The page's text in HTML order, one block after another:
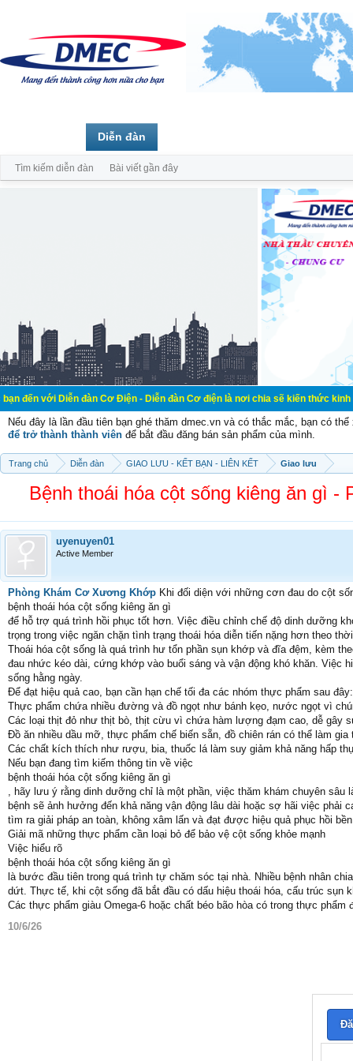
Diễn đàn Cơ Điện - Diễn đàn Cơ điện là nơi chia sẽ kiến thức kinh nghiệm
Nếu đây là lần đầu tiên bạn ghé thăm dmec.vn và có thắc mắc, bạn có
để trở thành thành viên để bắt đầu đăng bán sản phẩm của mình.
Trang chủ Diễn đàn GIAO LƯU - KẾT BẠN - LIÊN KẾT Giao lưu
Bệnh thoái hóa cột sống kiêng ăn gì
uyenuyen01
Active Member
Phòng Khám Cơ Xương Khớp Khi đối diện với những cơn đau do cột
bệnh thoái hóa cột sống kiêng ăn gì
để hỗ trợ quá trình hồi phục tốt hơn. Việc điều chỉnh chế độ dinh dưỡng
trọng trong việc ngăn chặn tình trạng thoái hóa diễn tiến nặng hơn theo
Thoái hóa cột sống là quá trình hư tổn phần sụn khớp và đĩa đệm, kèm
đau nhức kéo dài, cứng khớp vào buổi sáng và vận động khó khăn. Việc
sống hằng ngày.
Để đạt hiệu quả cao, bạn cần hạn chế tối đa các nhóm thực phẩm sau đây:
Thực phẩm chứa nhiều đường và đồ ngọt như bánh kẹo, nước ngọt vì
Các loại thịt đỏ như thịt bò, thịt cừu vì chứa hàm lượng đạm cao, dễ gây
Đồ ăn nhiều dầu mỡ, thực phẩm chế biến sẵn, đồ chiên rán có thể làm
Các chất kích thích như rượu, bia, thuốc lá làm suy giảm khả năng hấp
Nếu bạn đang tìm kiếm thông tin về việc
bệnh thoái hóa cột sống kiêng ăn gì
, hãy lưu ý rằng dinh dưỡng chỉ là một phần, việc thăm khám chuyên
bệnh sẽ ảnh hưởng đến khả năng vận động lâu dài hoặc sợ hãi việc phải
tìm ra giải pháp an toàn, không xâm lấn và đạt được hiệu quả phục hồi
Giải mã những thực phẩm cần loại bỏ để bảo vệ cột sống khỏe mạnh
Việc hiểu rõ
bệnh thoái hóa cột sống kiêng ăn gì
là bước đầu tiên trong quá trình tự chăm sóc tại nhà. Nhiều bệnh nhân
dứt. Thực tế, khi cột sống đã bắt đầu có dấu hiệu thoái hóa, cấu trúc
Các thực phẩm giàu Omega-6 hoặc chất béo bão hòa có trong thực phẩm
10/6/26
Diễn đàn
Tìm kiếm diễn đàn Bài viết gần đây